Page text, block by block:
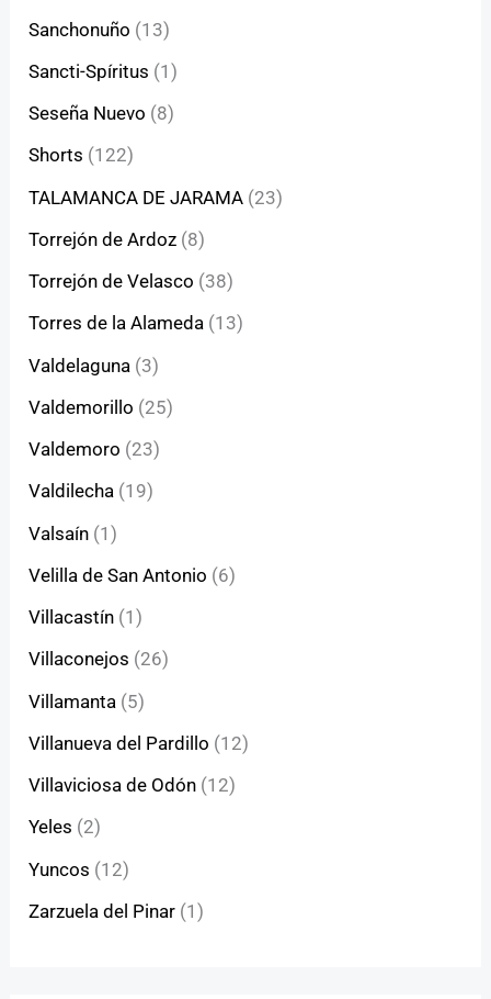
Sanchonuño (13)
Sancti-Spíritus (1)
Seseña Nuevo (8)
Shorts (122)
TALAMANCA DE JARAMA (23)
Torrejón de Ardoz (8)
Torrejón de Velasco (38)
Torres de la Alameda (13)
Valdelaguna (3)
Valdemorillo (25)
Valdemoro (23)
Valdilecha (19)
Valsaín (1)
Velilla de San Antonio (6)
Villacastín (1)
Villaconejos (26)
Villamanta (5)
Villanueva del Pardillo (12)
Villaviciosa de Odón (12)
Yeles (2)
Yuncos (12)
Zarzuela del Pinar (1)